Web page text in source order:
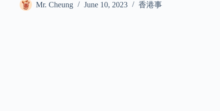
Mr. Cheung June 10, 2023 香港事